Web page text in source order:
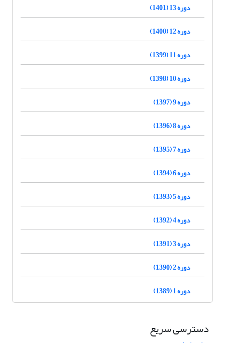
دوره 13 (1401)
دوره 12 (1400)
دوره 11 (1399)
دوره 10 (1398)
دوره 9 (1397)
دوره 8 (1396)
دوره 7 (1395)
دوره 6 (1394)
دوره 5 (1393)
دوره 4 (1392)
دوره 3 (1391)
دوره 2 (1390)
دوره 1 (1389)
دسترسی سریع